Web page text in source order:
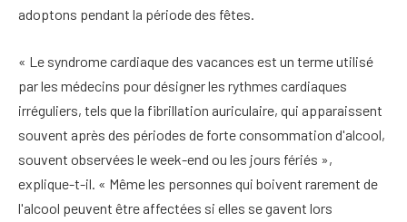
adoptons pendant la période des fêtes.
« Le syndrome cardiaque des vacances est un terme utilisé
par les médecins pour désigner les rythmes cardiaques
irréguliers, tels que la fibrillation auriculaire, qui apparaissent
souvent après des périodes de forte consommation d'alcool,
souvent observées le week-end ou les jours fériés »,
explique-t-il. « Même les personnes qui boivent rarement de
l'alcool peuvent être affectées si elles se gavent lors